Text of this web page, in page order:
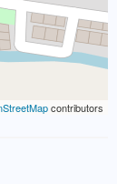
contributors